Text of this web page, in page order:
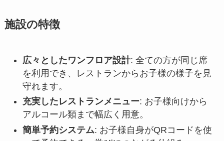
施設の特徴
広々としたワンフロア設計: 全ての方が同じ席
を利用でき、レストランからお子様の様子を見
守れます。
充実したレストランメニュー: お子様向けから
アルコール類まで幅広く用意。
簡単予約システム: お子様自身がQRコードを使